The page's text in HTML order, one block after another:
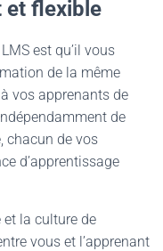
et flexible
est qu’il vous
de la même
vos apprenants de
de
chacun de vos
d’apprentissage
la culture de
vous et l’apprenant